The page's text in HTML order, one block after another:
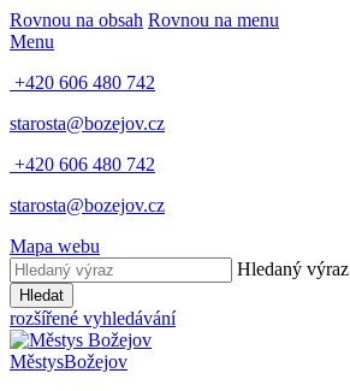
Rovnou na obsah Rovnou na menu
Menu
+420 606 480 742
starosta@bozejov.cz
+420 606 480 742
starosta@bozejov.cz
Mapa webu
Hledaný výraz
Hledat
rozšířené vyhledávání
MěstysBožejov